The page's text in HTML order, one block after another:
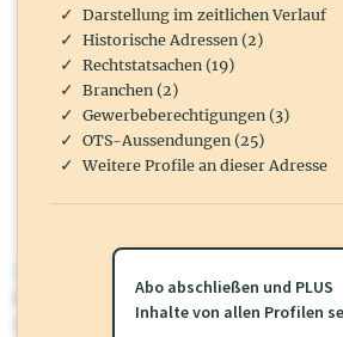
Für dieses Profil gibt es zusätzliche
Sie momentan nicht einsehen können.
Darstellung im zeitlichen Verlauf
Historische Adressen (2)
Rechtstatsachen (19)
Branchen (2)
Gewerbeberechtigungen (3)
OTS-Aussendungen (25)
Weitere Profile an dieser Adresse
Abo abschließen und PLUS
Inhalte von allen Profilen